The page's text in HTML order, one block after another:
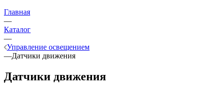
Главная
—
Каталог
—
Управление освещением
—Датчики движения
Датчики движения